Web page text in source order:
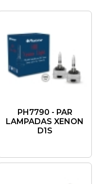
PH7790 - PAR
LAMPADAS XENON
D1S